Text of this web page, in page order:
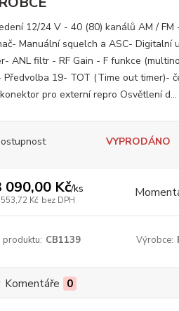
12/24 V - 40 (80) kanálů AM / FM
Manuální squelch a ASC- Digitalní
ANL filtr - RF Gain - F funkce
Předvolba 19- TOT (Time out timer)-
pro externí repro Osvětlení d...
VYPRODÁNO
090,00 Kč/ks
Kč bez DPH
CB1139 Výrobce:
Komentáře 0